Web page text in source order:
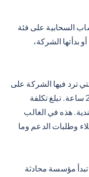
السحابية على فئة
بدأتها الشركة،
ترد فيها الشركة على
محادثة بدأها المستخدم خلال نافذة الـ 24 ساعة. تبلغ تكلفة
في الهند 0.35 روبية هندية. هذه في الغالب
وطلبات الدعم وما
تبدأ مؤسسة محادثة